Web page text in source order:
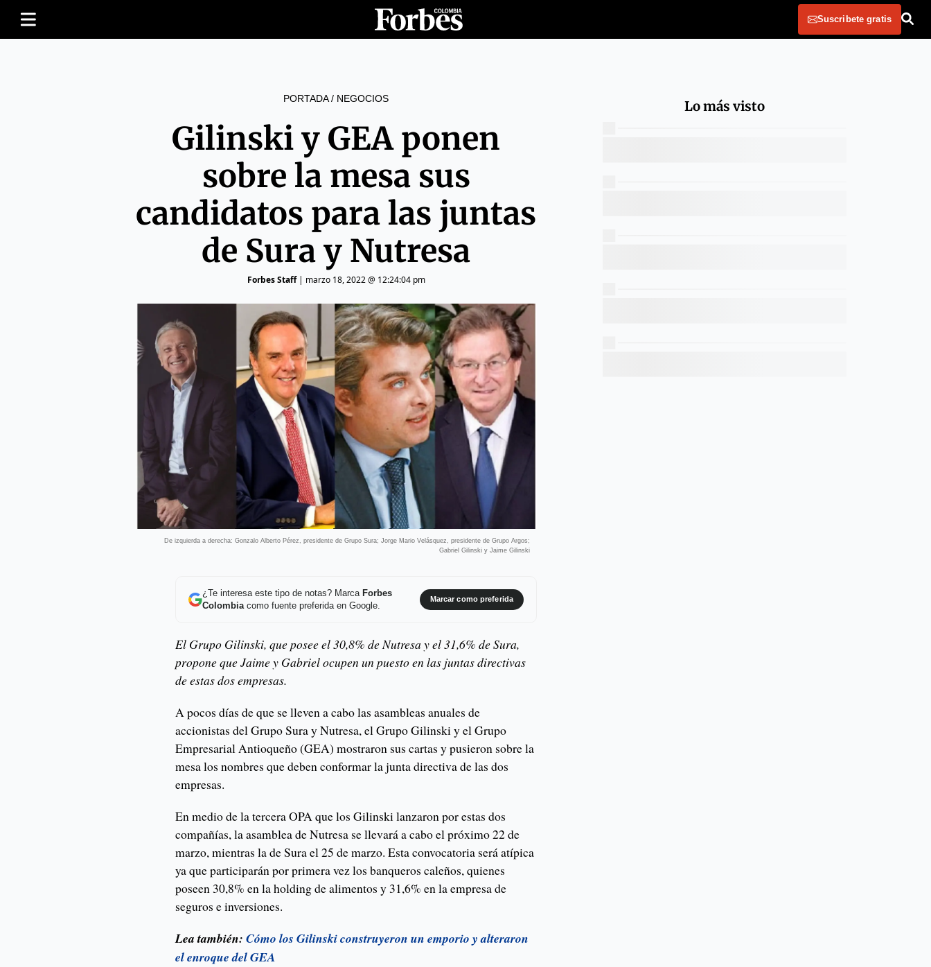
Suscribete gratis
PORTADA/ NEGOCIOS
Gilinski y GEA ponen
sobre la mesa sus
candidatos para las juntas
de Sura y Nutresa
Forbes Staff| marzo 18, 2022 @ 12:24:04 pm
De izquierda a derecha: Gonzalo Alberto Pérez, presidente de Grupo Sura; Jorge Mario Velásquez, presidente de Grupo Argos;
Gabriel Gilinski y Jaime Gilinski
¿Te interesa este tipo de notas? Marca Forbes
Colombiacomo fuente preferida en Google.
Marcar como preferida
El Grupo Gilinski, que posee el 30,8% de Nutresa y el 31,6% de Sura,
propone que Jaime y Gabriel ocupen un puesto en las juntas directivas
de estas dos empresas.
A pocos días de que se lleven a cabo las asambleas anuales de
accionistas del Grupo Sura y Nutresa, el Grupo Gilinski y el Grupo
Empresarial Antioqueño (GEA) mostraron sus cartas y pusieron sobre la
mesa los nombres que deben conformar la junta directiva de las dos
empresas.
En medio de la tercera OPA que los Gilinski lanzaron por estas dos
compañías, la asamblea de Nutresa se llevará a cabo el próximo 22 de
marzo, mientras la de Sura el 25 de marzo. Esta convocatoria será atípica
ya que participarán por primera vez los banqueros caleños, quienes
poseen 30,8% en la holding de alimentos y 31,6% en la empresa de
seguros e inversiones.
Lea también:Cómo los Gilinski construyeron un emporio y alteraron
el enroque del GEA
Lo más visto